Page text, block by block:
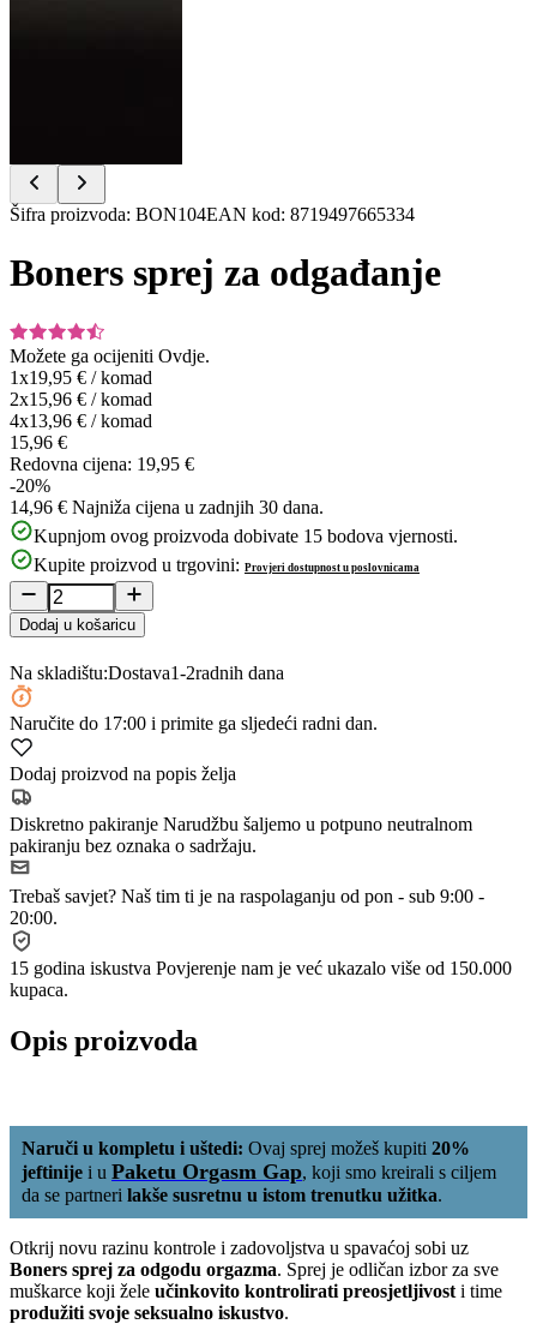
Item
of
Šifra proizvoda: BON104EAN kod: 8719497665334
Boners sprej za odgađanje
Možete ga ocijeniti Ovdje.
1x19,95 € /komad
2x15,96 € /komad
4x13,96 € /komad
15,96 €
Redovna cijena: 19,95 €
-20%
14,96 € Najniža cijena u zadnjih 30 dana.
Kupnjom ovog proizvoda dobivate 15 bodova vjernosti.
Kupite proizvod u trgovini: Provjeri dostupnost u poslovnicama
Dodaj u košaricu
Na skladištu:Dostava1-2radnih dana
Naručite do 17:00 i primite ga sljedeći radni dan.
Dodaj proizvod na popis želja
Diskretno pakiranje Narudžbu šaljemo u potpuno neutralnom
pakiranju bez oznaka o sadržaju.
Trebaš savjet? Naš tim ti je na raspolaganju od pon - sub 9:00 -
20:00.
15 godina iskustva Povjerenje nam je već ukazalo više od 150.000
kupaca.
Opis proizvoda
Naruči u kompletu i uštedi: Ovaj sprej možeš kupiti 20%
jeftinije i u Paketu Orgasm Gap, koji smo kreirali s ciljem
da se partneri lakše susretnu u istom trenutku užitka.
Otkrij novu razinu kontrole i zadovoljstva u spavaćoj sobi uz
Boners sprej za odgodu orgazma. Sprej je odličan izbor za sve
muškarce koji žele učinkovito kontrolirati preosjetljivost i time
produžiti svoje seksualno iskustvo.